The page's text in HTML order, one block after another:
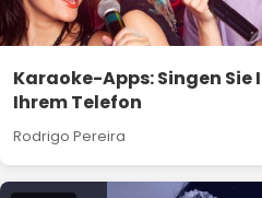
Karaoke-Apps: Singen
Ihrem Telefon
Rodrigo Pereira